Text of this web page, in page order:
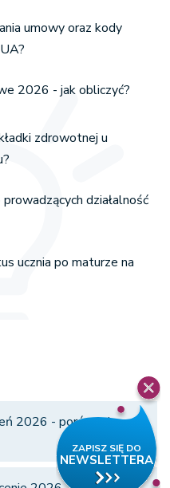
umowy oraz kody
2026 - jak obliczyć?
zdrowotnej u
działalność
ucznia po maturze na
2026 - porównaj